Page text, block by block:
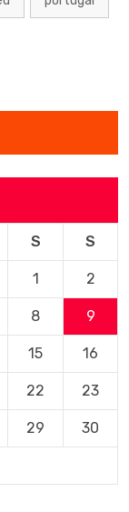
S S
1 2
8 9
15 16
22 23
29 30